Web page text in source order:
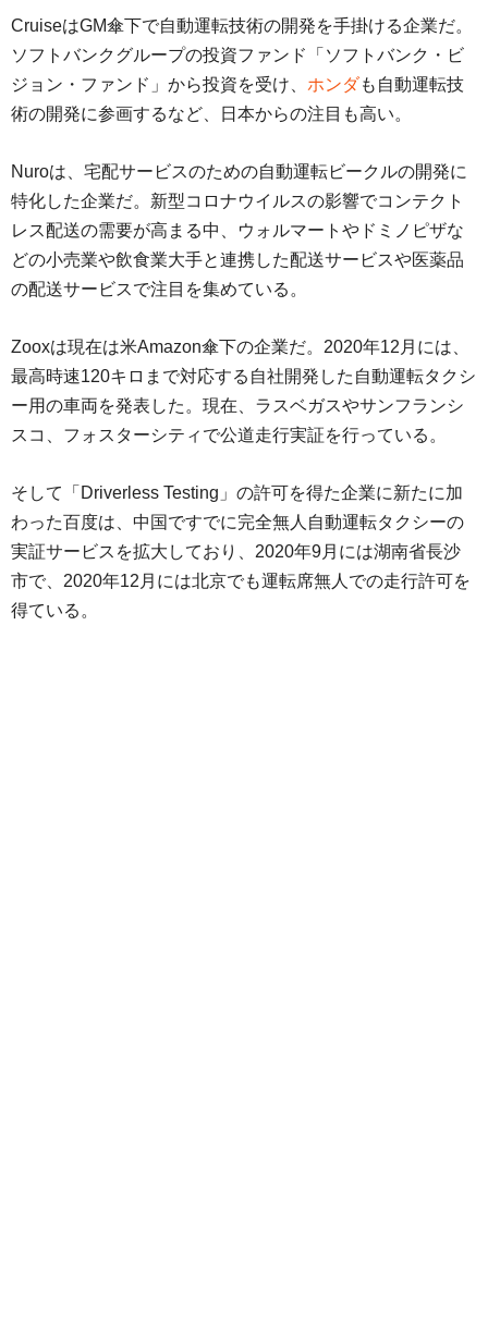
CruiseはGM傘下で自動運転技術の開発を手掛ける企業だ。
ソフトバンクグループの投資ファンド「ソフトバンク・ビ
ジョン・ファンド」から投資を受け、 ホンダも自動運転技
術の開発に参画するなど、日本からの注目も高い。
Nuroは、宅配サービスのための自動運転ビークルの開発に
特化した企業だ。新型コロナウイルスの影響でコンテクト
レス配送の需要が高まる中、ウォルマートやドミノピザな
どの小売業や飲食業大手と連携した配送サービスや医薬品
の配送サービスで注目を集めている。
Zooxは現在は米Amazon傘下の企業だ。2020年12月には、
最高時速120キロまで対応する自社開発した自動運転タクシ
ー用の車両を発表した。現在、ラスベガスやサンフランシ
スコ、フォスターシティで公道走行実証を行っている。
そして「Driverless Testing」の許可を得た企業に新たに加
わった百度は、中国ですでに完全無人自動運転タクシーの
実証サービスを拡大しており、2020年9月には湖南省長沙
市で、2020年12月には北京でも運転席無人での走行許可を
得ている。